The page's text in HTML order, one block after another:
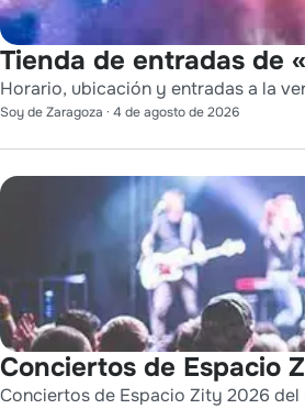
Tienda de entradas de
Horario, ubicación y entradas a la
Soy de Zaragoza · 4 de agosto de 2026
Conciertos de Espacio
Conciertos de Espacio Zity 2026